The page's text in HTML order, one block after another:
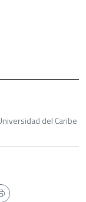
del Caribe